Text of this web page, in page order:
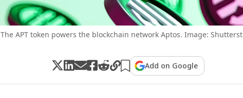
The APT token powers the blockchain network Aptos. Image:
Add on Google